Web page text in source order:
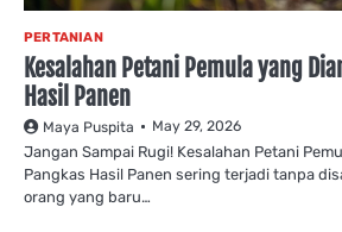
PERTANIAN
Kesalahan Petani Pemula yang
Hasil Panen
Maya Puspita May 29, 2026
Jangan Sampai Rugi! Kesalahan Petani
Pangkas Hasil Panen sering terjadi tanpa
orang yang baru…